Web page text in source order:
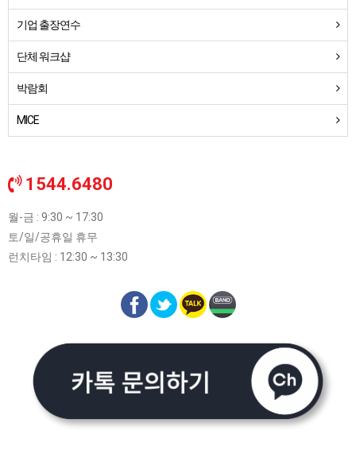
기업 출장연수
단체 워크샵
박람회
MICE
1544.6480
월-금 : 9:30 ~ 17:30
토/일/공휴일 휴무
런치타임 : 12:30 ~ 13:30